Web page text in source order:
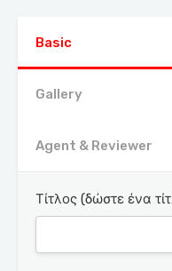
Basic
Gallery
Agent & Reviewer
Τίτλος (δώστε ένα